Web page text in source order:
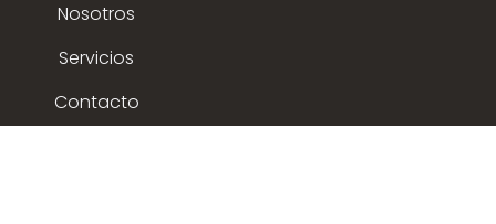
Nosotros
Servicios
Contacto